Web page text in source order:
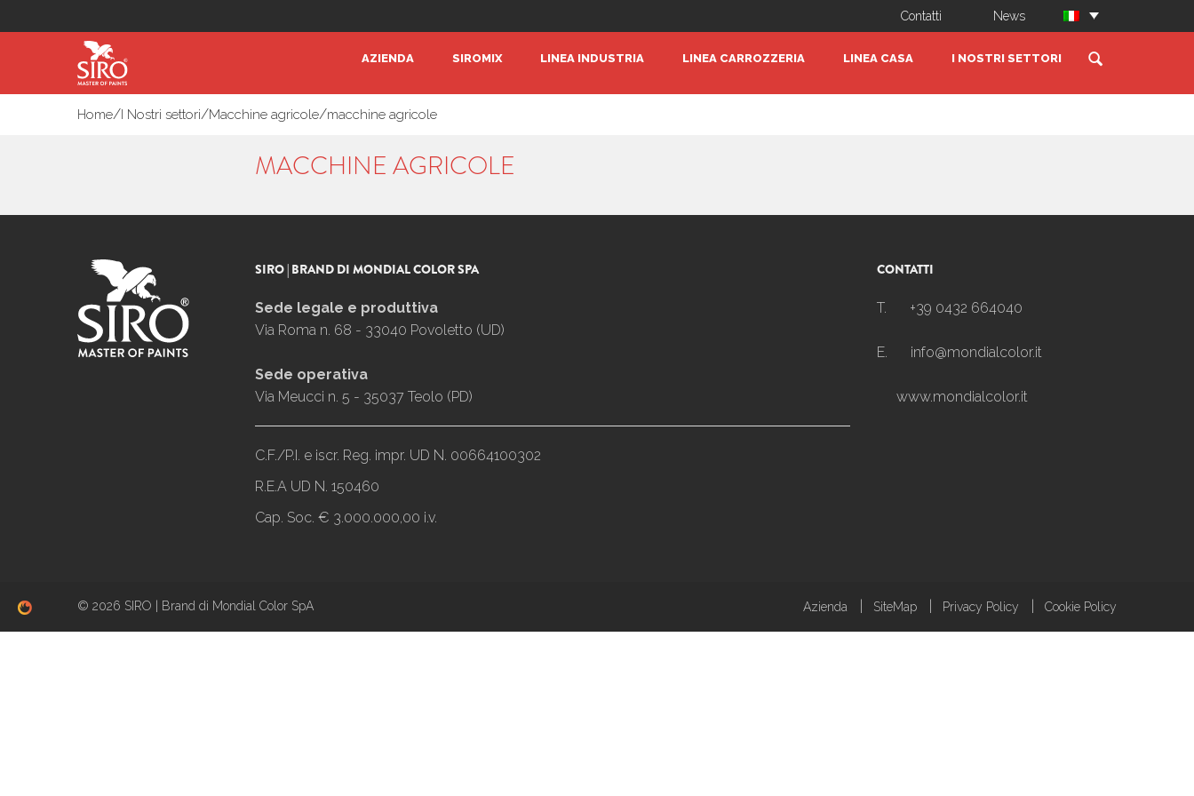
Contatti News
AZIENDA SIROMIX LINEA INDUSTRIA LINEA CARROZZERIA LINEA CASA I NOSTRI SETTORI
Home/I Nostri settori/Macchine agricole/macchine agricole
MACCHINE AGRICOLE
SIRO | BRAND DI MONDIAL COLOR SPA
Sede legale e produttiva
Via Roma n. 68 - 33040 Povoletto (UD)
Sede operativa
Via Meucci n. 5 - 35037 Teolo (PD)
C.F./P.I. e iscr. Reg. impr. UD N. 00664100302
R.E.A UD N. 150460
Cap. Soc. € 3.000.000,00 i.v.
CONTATTI
T. +39 0432 664040
E. info@mondialcolor.it
www.mondialcolor.it
© 2026 SIRO | Brand di Mondial Color SpA Azienda SiteMap Privacy Policy Cookie Policy